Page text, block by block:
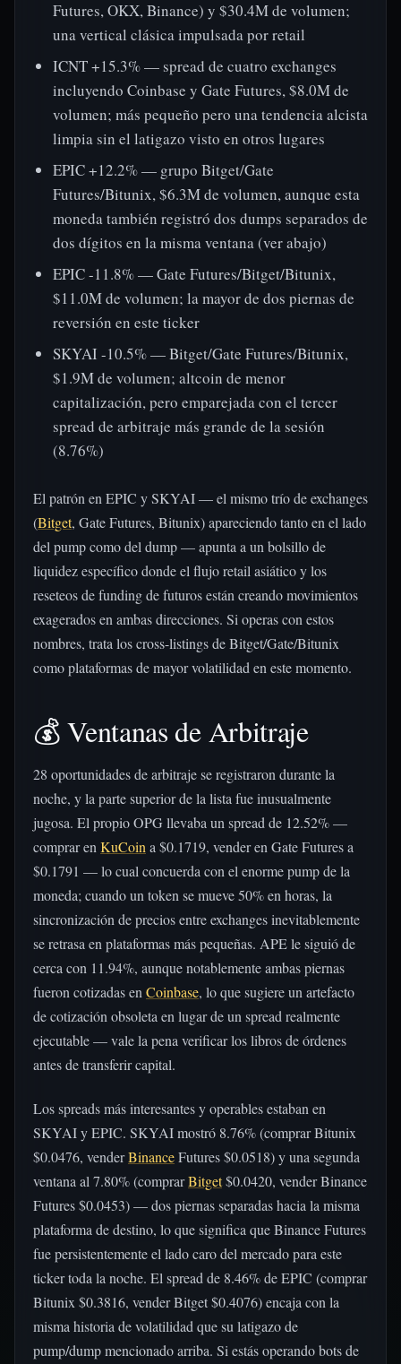
Futures, OKX, Binance) y $30.4M de volumen;
una vertical clásica impulsada por retail
ICNT +15.3% — spread de cuatro exchanges
incluyendo Coinbase y Gate Futures, $8.0M de
volumen; más pequeño pero una tendencia alcista
limpia sin el latigazo visto en otros lugares
EPIC +12.2% — grupo Bitget/Gate
Futures/Bitunix, $6.3M de volumen, aunque esta
moneda también registró dos dumps separados de
dos dígitos en la misma ventana (ver abajo)
EPIC -11.8% — Gate Futures/Bitget/Bitunix,
$11.0M de volumen; la mayor de dos piernas de
reversión en este ticker
SKYAI -10.5% — Bitget/Gate Futures/Bitunix,
$1.9M de volumen; altcoin de menor
capitalización, pero emparejada con el tercer
spread de arbitraje más grande de la sesión
(8.76%)
El patrón en EPIC y SKYAI — el mismo trío de exchanges
(Bitget, Gate Futures, Bitunix) apareciendo tanto en el lado
del pump como del dump — apunta a un bolsillo de
liquidez específico donde el flujo retail asiático y los
reseteos de funding de futuros están creando movimientos
exagerados en ambas direcciones. Si operas con estos
nombres, trata los cross-listings de Bitget/Gate/Bitunix
como plataformas de mayor volatilidad en este momento.
💰 Ventanas de Arbitraje
28 oportunidades de arbitraje se registraron durante la
noche, y la parte superior de la lista fue inusualmente
jugosa. El propio OPG llevaba un spread de 12.52% —
comprar en KuCoin a $0.1719, vender en Gate Futures a
$0.1791 — lo cual concuerda con el enorme pump de la
moneda; cuando un token se mueve 50% en horas, la
sincronización de precios entre exchanges inevitablemente
se retrasa en plataformas más pequeñas. APE le siguió de
cerca con 11.94%, aunque notablemente ambas piernas
fueron cotizadas en Coinbase, lo que sugiere un artefacto
de cotización obsoleta en lugar de un spread realmente
ejecutable — vale la pena verificar los libros de órdenes
antes de transferir capital.
Los spreads más interesantes y operables estaban en
SKYAI y EPIC. SKYAI mostró 8.76% (comprar Bitunix
$0.0476, venderBinanceFutures $0.0518) y una segunda
ventana al 7.80% (comprarBitget$0.0420, vender Binance
Futures $0.0453) — dos piernas separadas hacia la misma
plataforma de destino, lo que significa que Binance Futures
fue persistentemente el lado caro del mercado para este
ticker toda la noche. El spread de 8.46% de EPIC (comprar
Bitunix $0.3816, vender Bitget $0.4076) encaja con la
misma historia de volatilidad que su latigazo de
pump/dump mencionado arriba. Si estás operando bots de